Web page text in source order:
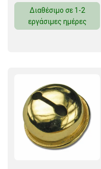
Διαθέσιμο σε 1-2
εργάσιμες ημέρες